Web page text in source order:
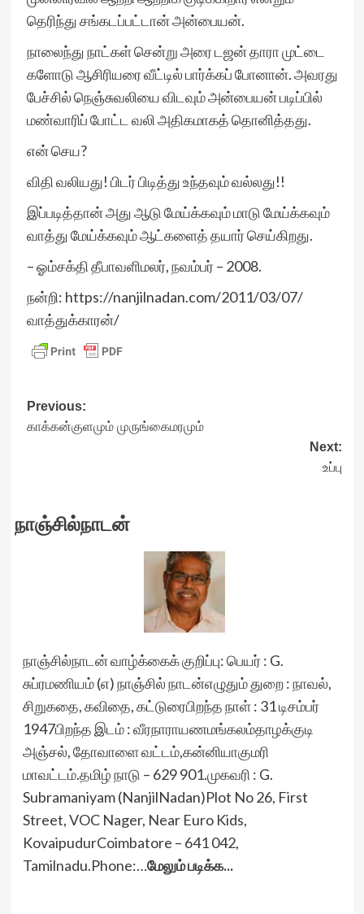
தெரிந்து சங்கடப்பட்டான் அன்பையன்.
நாலைந்து நாட்கள் சென்று அரை டஜன் தாரா முட்டை
களோடு ஆசிரியரை வீட்டில் பார்க்கப் போனான். அவரது
பேச்சில் நெஞ்சுவலியை விடவும் அன்பையன் படிப்பில்
மண்வாரிப் போட்ட வலி அதிகமாகத் தொனித்தது.
என் செய?
விதி வலியது! பிடர் பிடித்து உந்தவும் வல்லது!!
இப்படித்தான் அது ஆடு மேய்க்கவும் மாடு மேய்க்கவும்
வாத்து மேய்க்கவும் ஆட்களைத் தயார் செய்கிறது.
– ஓம்சக்தி தீபாவளிமலர், நவம்பர் – 2008.
நன்றி: https://nanjilnadan.com/2011/03/07/
வாத்துக்காரன்/
Post
navigation
Previous:
காக்கன்குளமும் முருங்கைமரமும்
Next:
உப்பு
நாஞ்சில்நாடன்
நாஞ்சில்நாடன் வாழ்க்கைக் குறிப்பு: பெயர் : G.
சுப்ரமணியம் (எ) நாஞ்சில் நாடன்எழுதும் துறை : நாவல்,
சிறுகதை, கவிதை, கட்டுரைபிறந்த நாள் : 31 டிசம்பர்
1947பிறந்த இடம் : வீரநாராயணமங்கலம்தாழக்குடி
அஞ்சல், தோவாளை வட்டம்,கன்னியாகுமரி
மாவட்டம்.தமிழ் நாடு – 629 901.முகவரி : G.
Subramaniyam (NanjilNadan)Plot No 26, First
Street, VOC Nager, Near Euro Kids,
KovaipudurCoimbatore – 641 042,
Tamilnadu.Phone:…மேலும் படிக்க...